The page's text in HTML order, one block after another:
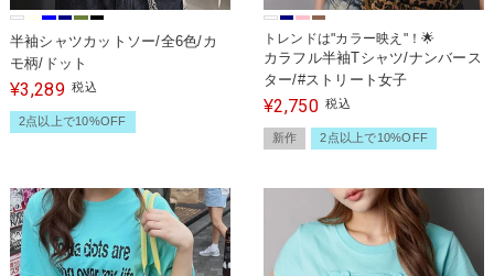
半袖シャツカットソー/全6色/カ
モ柄/ドット
¥3,289 税込
2点以上で10%OFF
トレンドは"カラー映え"！🌟
カラフル半袖Tシャツ/ナンバース
ター/#ストリート女子
¥2,750 税込
新作 2点以上で10%OFF